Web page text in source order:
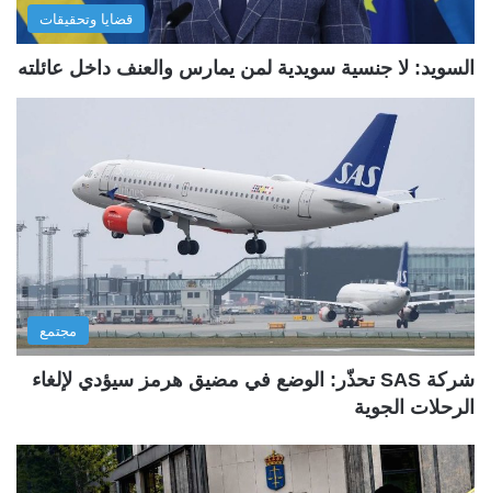
قضايا وتحقيقات
السويد: لا جنسية سويدية لمن يمارس والعنف داخل عائلته
مجتمع
شركة SAS تحذّر: الوضع في مضيق هرمز سيؤدي لإلغاء
الرحلات الجوية